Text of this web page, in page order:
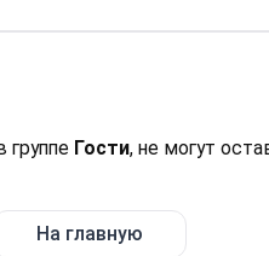
группе Гости, не могут
На главную